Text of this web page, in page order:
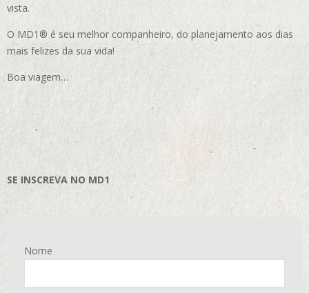
vista.
O MD1® é seu melhor companheiro, do planejamento aos dias
mais felizes da sua vida!
Boa viagem…
SE INSCREVA NO MD1
Nome